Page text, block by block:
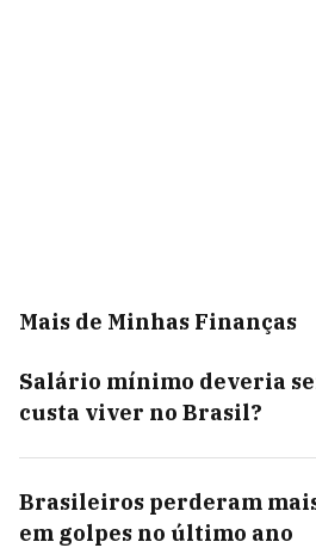
Mais de Minhas Finanças
Salário mínimo deveria
custa viver no Brasil?
Brasileiros perderam
em golpes no último ano